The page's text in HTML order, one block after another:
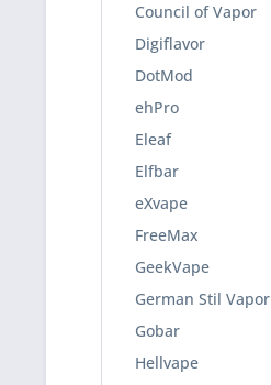
Council of Vapor
Digiflavor
DotMod
ehPro
Eleaf
Elfbar
eXvape
FreeMax
GeekVape
German Stil Vapor
Gobar
Hellvape